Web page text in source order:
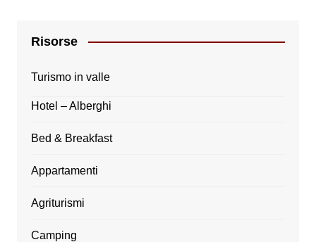
Risorse
Turismo in valle
Hotel – Alberghi
Bed & Breakfast
Appartamenti
Agriturismi
Camping